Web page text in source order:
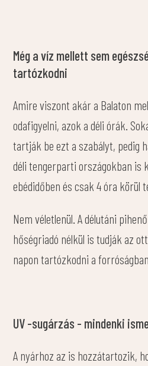
Még a víz mellett sem
tartózkodni
Amire viszont akár a Balaton
odafigyelni, azok a déli órák.
tartják be ezt a szabályt, pedig
déli tengerparti országokban is
ebédidőben és csak 4 óra körül
Nem véletlenül. A délutáni
hőségriadó nélkül is tudják az
napon tartózkodni a forróságban.
UV -sugárzás - mindenki
A nyárhoz az is hozzátartozik,